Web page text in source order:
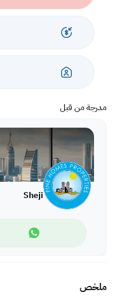
مدرجة من قبل
Sheji
ملخص